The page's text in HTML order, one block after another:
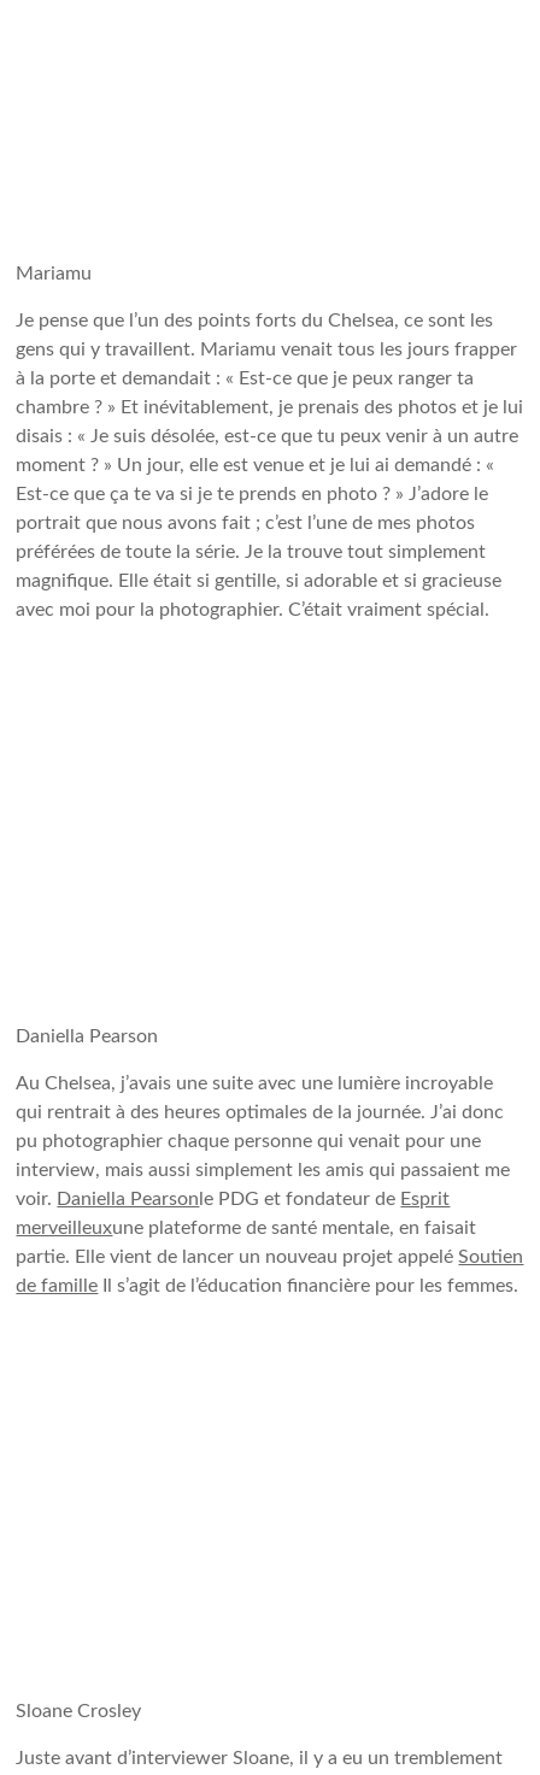
Mariamu
Je pense que l’un des points forts du Chelsea, ce sont les
gens qui y travaillent. Mariamu venait tous les jours frapper
à la porte et demandait : « Est-ce que je peux ranger ta
chambre ? » Et inévitablement, je prenais des photos et je lui
disais : « Je suis désolée, est-ce que tu peux venir à un autre
moment ? » Un jour, elle est venue et je lui ai demandé : «
Est-ce que ça te va si je te prends en photo ? » J’adore le
portrait que nous avons fait ; c’est l’une de mes photos
préférées de toute la série. Je la trouve tout simplement
magnifique. Elle était si gentille, si adorable et si gracieuse
avec moi pour la photographier. C’était vraiment spécial.
Daniella Pearson
Au Chelsea, j’avais une suite avec une lumière incroyable
qui rentrait à des heures optimales de la journée. J’ai donc
pu photographier chaque personne qui venait pour une
interview, mais aussi simplement les amis qui passaient me
voir. Daniella Pearsonle PDG et fondateur de Esprit
merveilleuxune plateforme de santé mentale, en faisait
partie. Elle vient de lancer un nouveau projet appeléSoutien
de famille Il s’agit de l’éducation financière pour les femmes.
Sloane Crosley
Juste avant d’interviewer Sloane, il y a eu un tremblement